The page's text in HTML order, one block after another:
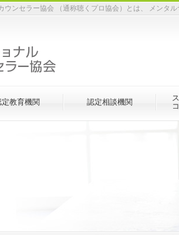
ンセラー協会 （通称聴くプロ協会）とは、 メンタ
定教育機関 認定相談機関